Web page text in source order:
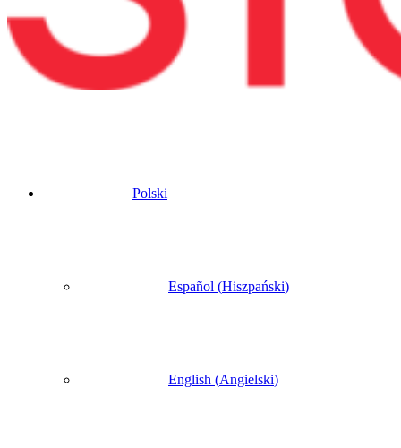
Polski
Español (Hiszpański)
English (Angielski)